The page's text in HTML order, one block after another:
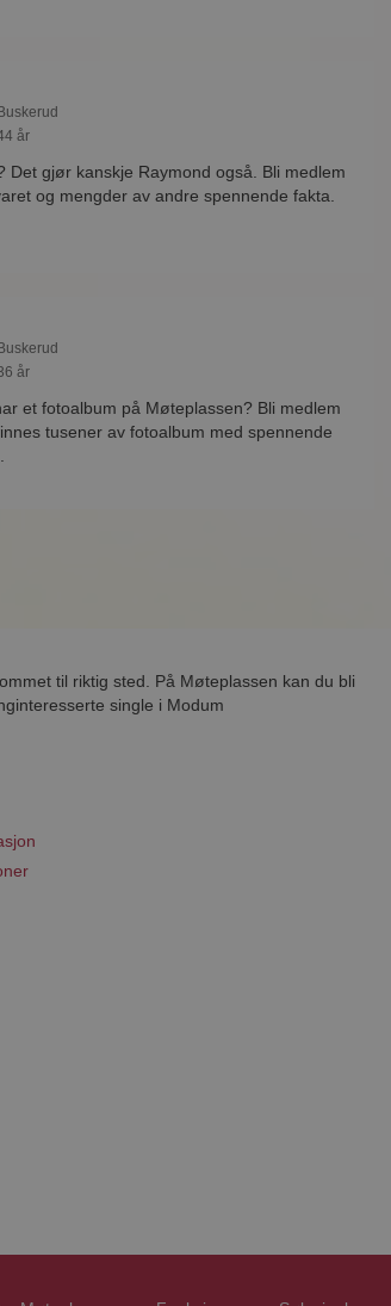
år
Det gjør kanskje Raymond også. Bli medlem
og mengder av andre spennende fakta.
år
et fotoalbum på Møteplassen? Bli medlem
tusener av fotoalbum med spennende
til riktig sted. På Møteplassen kan du bli
single i Modum